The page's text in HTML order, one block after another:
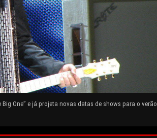
One” e já projeta novas datas de shows para o verão